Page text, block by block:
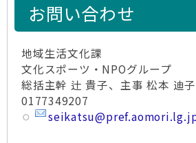
お問い合わせ
地域生活文化課
文化スポーツ・NPOグループ
総括主幹 辻 貴子、主事 松本 迪子
0177349207